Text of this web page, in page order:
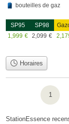
bouteilles de gaz
SP95
1,999 €
SP98
2,099 €
Horaires
1
StationEssence